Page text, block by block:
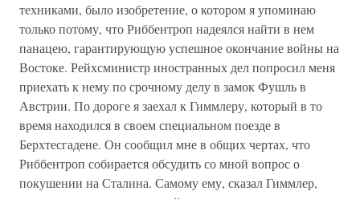
техниками, было изобретение, о котором я упоминаю
только потому, что Риббентроп надеялся найти в нем
панацею, гарантирующую успешное окончание войны на
Востоке. Рейхсминистр иностранных дел попросил меня
приехать к нему по срочному делу в замок Фушль в
Австрии. По дороге я заехал к Гиммлеру, который в то
время находился в своем специальном поезде в
Берхтесгадене. Он сообщил мне в общих чертах, что
Риббентроп собирается обсудить со мной вопрос о
покушении на Сталина. Самому ему, сказал Гиммлер,